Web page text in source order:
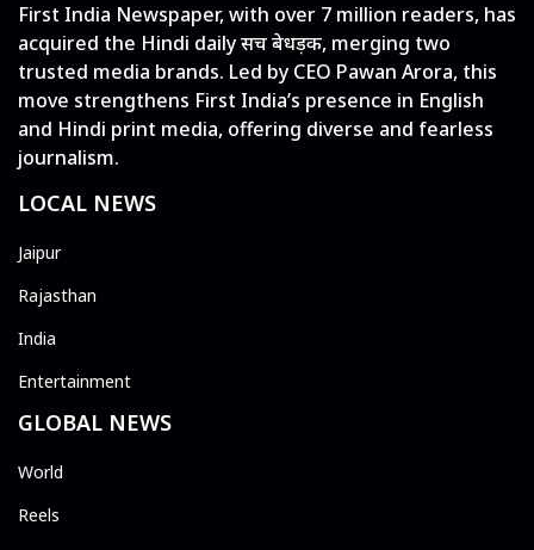
First India Newspaper, with over 7 million readers, has
acquired the Hindi daily सच बेधड़क, merging two
trusted media brands. Led by CEO Pawan Arora, this
move strengthens First India’s presence in English
and Hindi print media, offering diverse and fearless
journalism.
LOCAL NEWS
Jaipur
Rajasthan
India
Entertainment
GLOBAL NEWS
World
Reels